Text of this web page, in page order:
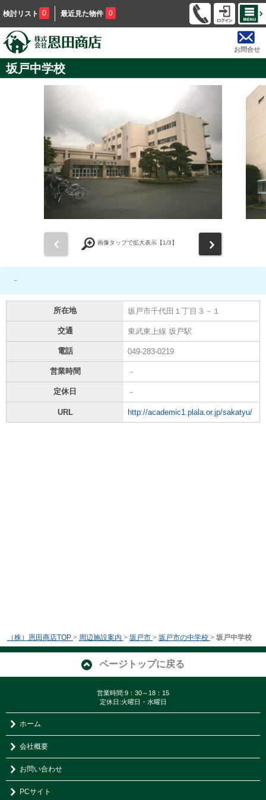
検討リスト 0 最近見た物件 0
お問合せ
坂戸中学校
画像タップで拡大表示【1/3】
－
所在地 坂戸市千代田１丁目３－１
交通 東武東上線 坂戸駅
電話 049-283-0219
営業時間 －
定休日 －
URL http://academic1.plala.or.jp/sakatyu/
（株）恩田商店TOP > 周辺施設案内 > 坂戸市 > 坂戸市の中学校 > 坂戸中学校
ページトップに戻る
営業時間:9：30～18：15
定休日:火曜日・水曜日
ホーム
会社概要
お問い合わせ
PCサイト